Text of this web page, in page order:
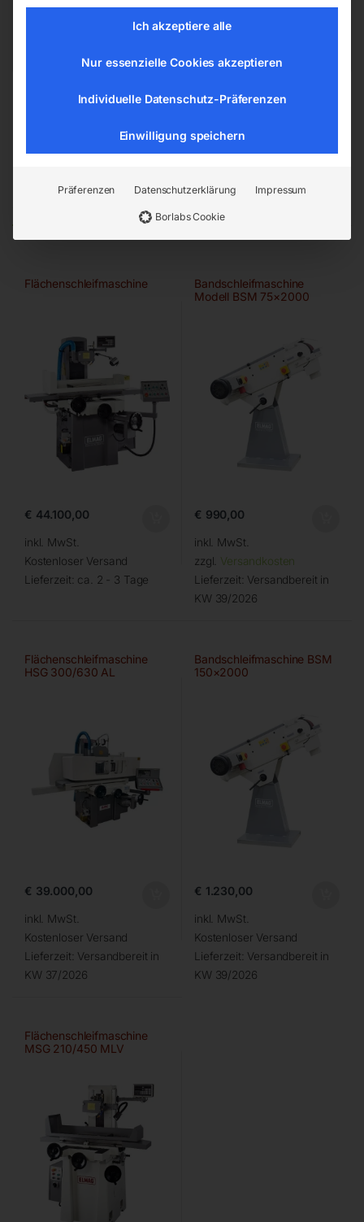
office@elmag.at
Ähnliche Produkte
Flächenschleifmaschine
€ 44.100,00
inkl. MwSt.
Kostenloser Versand
Lieferzeit: ca. 2 - 3 Tage
Bandschleifmaschine
Modell BSM 75×2000
€ 990,00
inkl. MwSt.
zzgl. Versandkosten
Lieferzeit: Versandbereit in
KW 39/2026
Flächenschleifmaschine
HSG 300/630 AL
€ 39.000,00
inkl. MwSt.
Kostenloser Versand
Lieferzeit: Versandbereit in
KW 37/2026
Bandschleifmaschine BSM
150×2000
€ 1.230,00
inkl. MwSt.
Kostenloser Versand
Lieferzeit: Versandbereit in
KW 39/2026
Flächenschleifmaschine
MSG 210/450 MLV
Ich akzeptiere alle
Nur essenzielle Cookies akzeptieren
Individuelle Datenschutz-Präferenzen
Einwilligung speichern
Präferenzen Datenschutzerklärung Impressum
Borlabs Cookie